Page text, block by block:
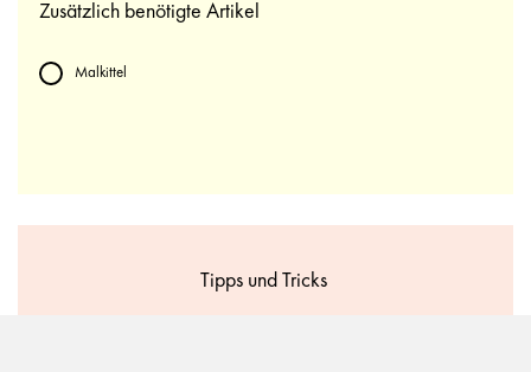
Zusätzlich benötigte Artikel
Malkittel
Tipps und Tricks